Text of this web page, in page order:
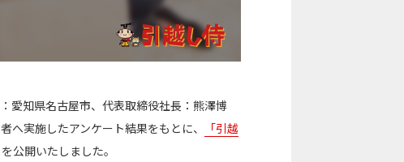
愛知県名古屋市、代表取締役社長：熊澤博
実施したアンケート結果をもとに、
「引越
公開いたしました。